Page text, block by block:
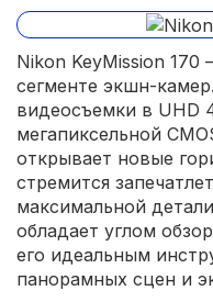
Nikon KeyMission 170
сегменте экшн-
видеосъемки в UHD
мегапиксельной
открывает новые
стремится
максимальной
обладает углом
его идеальным
панорамных сцен и